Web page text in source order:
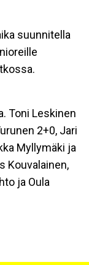
suunnitella
Toni Leskinen
2+0, Jari
Myllymäki ja
Kouvalainen,
ja Oula